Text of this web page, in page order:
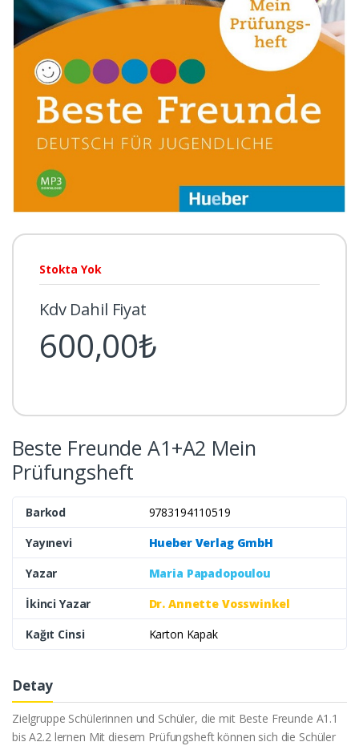
Beste Freunde A1+A2 Mein
Prüfungsheft
Barkod
9783194110519
Yayınevi
Hueber Verlag GmbH
Yazar
Maria Papadopoulou
İkinci Yazar
Dr. Annette Vosswinkel
Kağıt Cinsi
Karton Kapak
Stokta Yok
Kdv Dahil Fiyat
600,00₺
Detay
Zielgruppe Schülerinnen und Schüler, die mit Beste Freunde A1.1
bis A2.2 lernen Mit diesem Prüfungsheft können sich die Schüler